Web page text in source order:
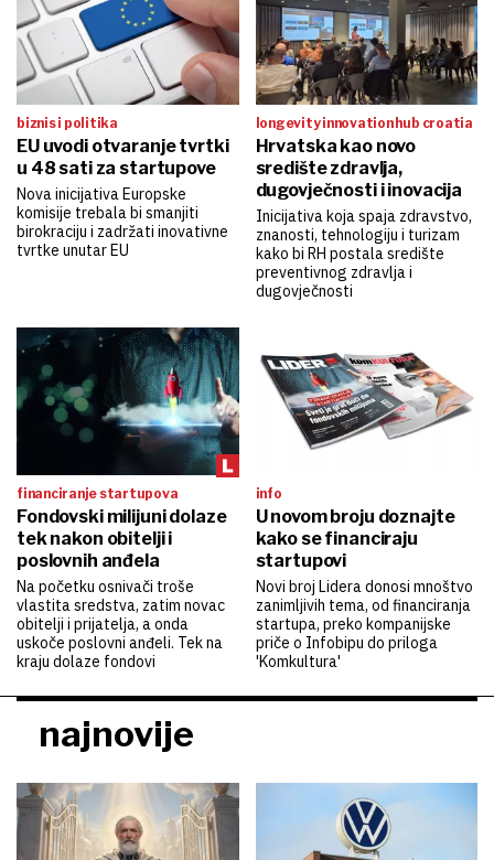
biznis i politika
EU uvodi otvaranje tvrtki
u 48 sati za startupove
Nova inicijativa Europske
komisije trebala bi smanjiti
birokraciju i zadržati inovativne
tvrtke unutar EU
longevity innovation hub croatia
Hrvatska kao novo
središte zdravlja,
dugovječnosti i inovacija
Inicijativa koja spaja zdravstvo,
znanosti, tehnologiju i turizam
kako bi RH postala središte
preventivnog zdravlja i
dugovječnosti
financiranje startupova
Fondovski milijuni dolaze
tek nakon obitelji i
poslovnih anđela
Na početku osnivači troše
vlastita sredstva, zatim novac
obitelji i prijatelja, a onda
uskoče poslovni anđeli. Tek na
kraju dolaze fondovi
info
U novom broju doznajte
kako se financiraju
startupovi
Novi broj Lidera donosi mnoštvo
zanimljivih tema, od financiranja
startupa, preko kompanijske
priče o Infobipu do priloga
'Komkultura'
najnovije